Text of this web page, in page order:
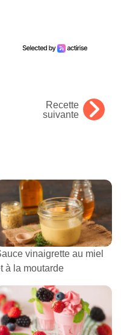
Recette
suivante
vinaigrette au miel
à la moutarde